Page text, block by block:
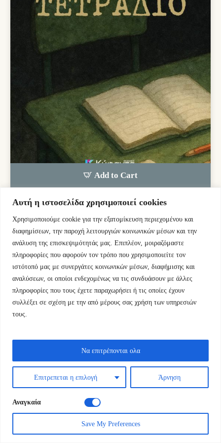
Αυτή η ιστοσελίδα χρησιμοποιεί cookies
Χρησιμοποιούμε cookie για την εξατομίκευση περιεχομένου και
διαφημίσεων, την παροχή λειτουργιών κοινωνικών μέσων και την
ανάλυση της επισκεψιμότητάς μας. Επιπλέον, μοιραζόμαστε
πληροφορίες που αφορούν τον τρόπο που χρησιμοποιείτε τον
ιστότοπό μας με συνεργάτες κοινωνικών μέσων, διαφήμισης και
αναλύσεων, οι οποίοι ενδεχομένως να τις συνδυάσουν με άλλες
πληροφορίες που τους έχετε παραχωρήσει ή τις οποίες έχουν
συλλέξει σε σχέση με την από μέρους σας χρήση των υπηρεσιών
τους.
Επιτρεπεται η επιλογή Άρνηση
Να επιτρέπονται ολα
Αναγκαία
Save My Preferences
Add to Cart
Ιντζέμπελης Ελπιδοφόρος
Ιστός: Αστυνομική Λογοτεχνία και θεωρία
Το κρυφό τετράδιο
12,00 € Original
price
was:
12,00 €.
10,80 €Η
τρέχουσα
τιμή
είναι: